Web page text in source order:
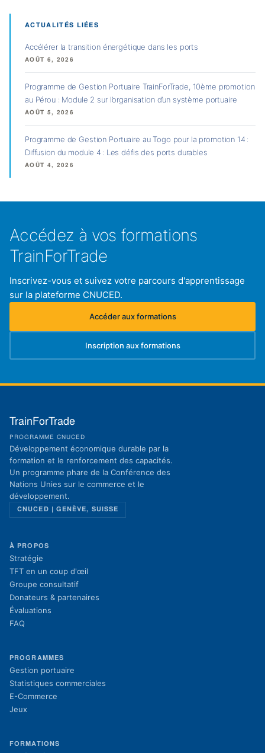
ACTUALITÉS LIÉES
Accélérer la transition énergétique dans les ports
AOÛT 6, 2026
Programme de Gestion Portuaire TrainForTrade, 10ème promotion
au Pérou : Module 2 sur l’organisation d’un système portuaire
AOÛT 5, 2026
Programme de Gestion Portuaire au Togo pour la promotion 14 :
Diffusion du module 4 : Les défis des ports durables
AOÛT 4, 2026
Accédez à vos formations
TrainForTrade
Inscrivez-vous et suivez votre parcours d'apprentissage
sur la plateforme CNUCED.
Accéder aux formations
(s'ouvre dans un nouvel onglet)
Inscription aux formations
(s'ouvre dans un nouvel onglet)
TrainForTrade
PROGRAMME CNUCED
Développement économique durable par la
formation et le renforcement des capacités.
Un programme phare de la Conférence des
Nations Unies sur le commerce et le
développement.
CNUCED | GENÈVE, SUISSE
À PROPOS
Stratégie
TFT en un coup d'œil
Groupe consultatif
Donateurs & partenaires
Évaluations
FAQ
PROGRAMMES
Gestion portuaire
Statistiques commerciales
E-Commerce
Jeux
FORMATIONS